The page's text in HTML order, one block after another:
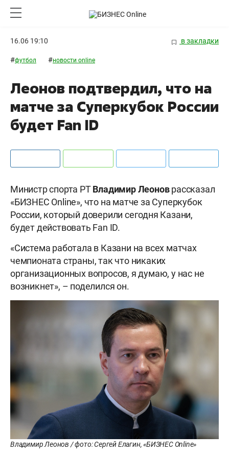
16.06 19:10 в закладки
#футбол #новости online
Леонов подтвердил, что на
матче за Суперкубок России
будет Fan ID
Министр спорта РТВладимирЛеоноврассказал
«БИЗНЕС Online», что на матче за Суперкубок
России, который доверили сегодня Казани,
будет действовать Fan ID.
«Система работала в Казани на всех матчах
чемпионата страны, так что никаких
организационных вопросов, я думаю, у нас не
возникнет», – поделился он.
Владимир Леонов / фото: Сергей Елагин, «БИЗНЕС Online»